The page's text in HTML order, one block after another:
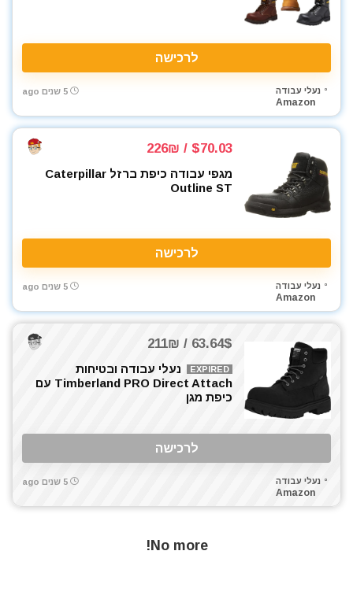
מסורים
מסכות ריתוך
מפוח עלים
מפסלות
מפתח רטיטה 1"
מפתח רטיטה 1/2"
מפתח רטיטה 3/4"
מפתח רטיטה 3/8"
מפתח שבדי
מקצוע חשמלי
מקצוע ידני
משאבה טבולה
משאבת ואקום
משחזת זווית
משחזת ציר
ניירות ליטוש
סוללות
סולמות
לרכישה
נעלי עבודה
Amazon
5 שנים ago
$70.03 / 226₪
מגפי עבודה כיפת ברזל Caterpillar
Outline ST
לרכישה
נעלי עבודה
Amazon
5 שנים ago
63.64$ / 211₪
EXPIRED
נעלי עבודה ובטיחות
Timberland PRO Direct Attach עם
כיפת מגן
לרכישה
נעלי עבודה
Amazon
5 שנים ago
No more!